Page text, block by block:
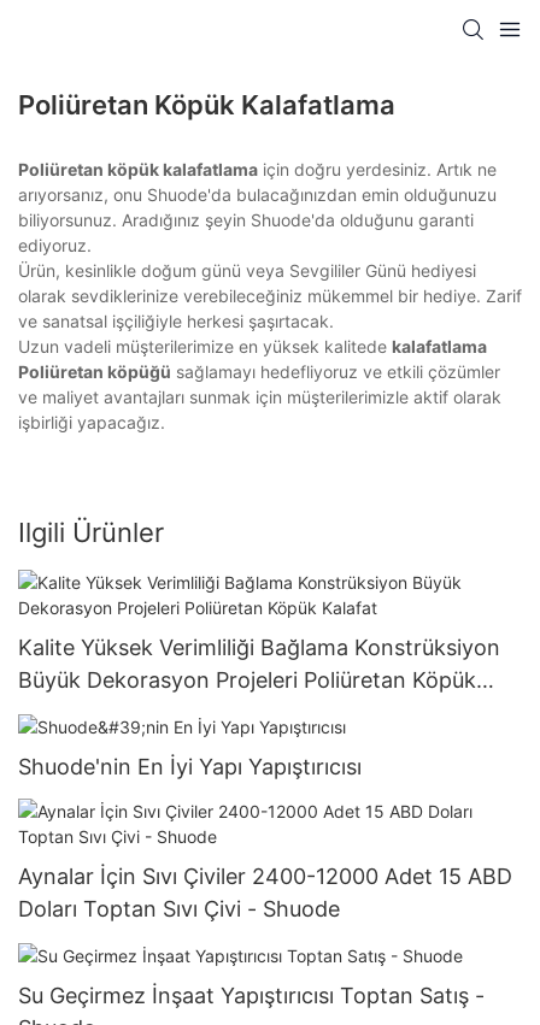
Poliüretan Köpük Kalafatlama
Poliüretan köpük kalafatlama için doğru yerdesiniz. Artık ne
arıyorsanız, onu Shuode'da bulacağınızdan emin olduğunuzu
biliyorsunuz. Aradığınız şeyin Shuode'da olduğunu garanti
ediyoruz.
Ürün, kesinlikle doğum günü veya Sevgililer Günü hediyesi
olarak sevdiklerinize verebileceğiniz mükemmel bir hediye. Zarif
ve sanatsal işçiliğiyle herkesi şaşırtacak.
Uzun vadeli müşterilerimize en yüksek kalitede kalafatlama
Poliüretan köpüğü sağlamayı hedefliyoruz ve etkili çözümler
ve maliyet avantajları sunmak için müşterilerimizle aktif olarak
işbirliği yapacağız.
Ilgili Ürünler
Kalite Yüksek Verimliliği Bağlama Konstrüksiyon
Büyük Dekorasyon Projeleri Poliüretan Köpük
Kalafat
Shuode'nin En İyi Yapı Yapıştırıcısı
Aynalar İçin Sıvı Çiviler 2400-12000 Adet 15 ABD
Doları Toptan Sıvı Çivi - Shuode
Su Geçirmez İnşaat Yapıştırıcısı Toptan Satış -